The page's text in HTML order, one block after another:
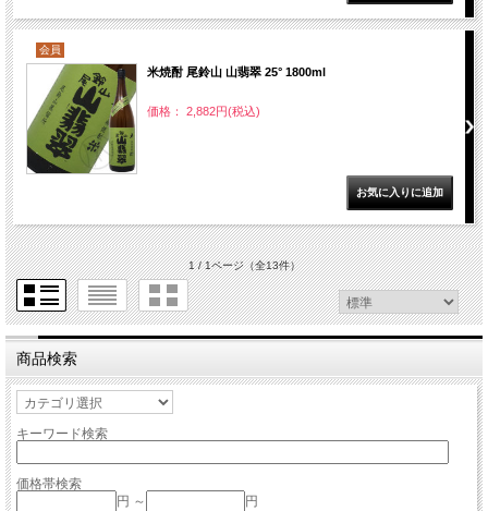
会員
米焼酎 尾鈴山 山翡翠 25° 1800ml
価格： 2,882円(税込)
1 / 1ページ（全13件）
商品検索
キーワード検索
価格帯検索
円 ～
円